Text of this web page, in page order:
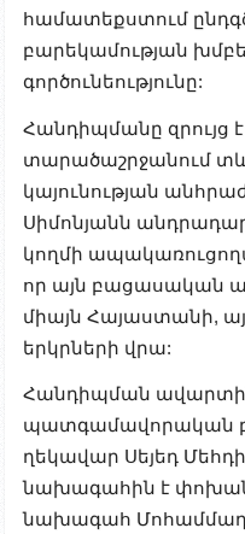
համատեքստում
բարեկամության
գործունեությունը:
Հանդիպմանը զրույց է
տարածաշրջանում
կայունության
Սիմոնյանն
կողմի
որ այն բացասական
միայն Հայաստանի,
երկրների վրա:
Հանդիպման
պատգամավորական
ղեկավար Սեյեդ
նախագահին է
նախագահ Մոհամմադ